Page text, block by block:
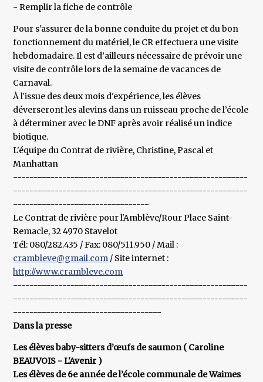
- Remplir la fiche de contrôle
Pour s'assurer de la bonne conduite du projet et du bon
fonctionnement du matériel, le CR effectuera une visite
hebdomadaire. Il est d’ailleurs nécessaire de prévoir une
visite de contrôle lors de la semaine de vacances de
Carnaval.
À l'issue des deux mois d'expérience, les élèves
déverseront les alevins dans un ruisseau proche de l’école
à déterminer avec le DNF après avoir réalisé un indice
biotique.
L'équipe du Contrat de rivière, Christine, Pascal et
Manhattan
---------------------------------------------------------
---------------------------------------------------------
---------------------------------
Le Contrat de rivière pour l'Amblève/Rour Place Saint-
Remacle, 32 4970 Stavelot
Tél: 080/282.435 / Fax: 080/511.950 / Mail :
crambleve@gmail.com / Site internet :
http://www.crambleve.com
---------------------------------------------------------
---------------------------------------------------------
------------------------------------
Dans la presse
Les élèves baby-sitters d’œufs de saumon ( Caroline
BEAUVOIS - L'Avenir )
Les élèves de 6e année de l’école communale de Waimes